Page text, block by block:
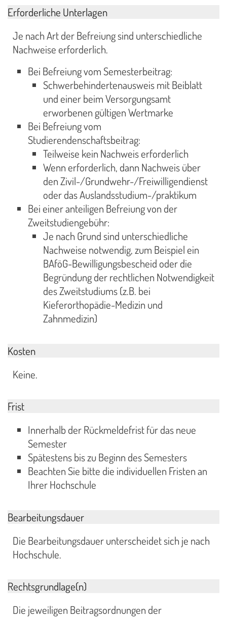
Erforderliche Unterlagen
Je nach Art der Befreiung sind unterschiedliche
Nachweise erforderlich.
Bei Befreiung vom Semesterbeitrag:
Schwerbehindertenausweis mit Beiblatt
und einer beim Versorgungsamt
erworbenen gültigen Wertmarke
Bei Befreiung vom
Studierendenschaftsbeitrag:
Teilweise kein Nachweis erforderlich
Wenn erforderlich, dann Nachweis über
den Zivil-/Grundwehr-/Freiwilligendienst
oder das Auslandsstudium-/praktikum
Bei einer anteiligen Befreiung von der
Zweitstudiengebühr:
Je nach Grund sind unterschiedliche
Nachweise notwendig, zum Beispiel ein
BAföG-Bewilligungsbescheid oder die
Begründung der rechtlichen Notwendigkeit
des Zweitstudiums (z.B. bei
Kieferorthopädie-Medizin und
Zahnmedizin)
Kosten
Keine.
Frist
Innerhalb der Rückmeldefrist für das neue
Semester
Spätestens bis zu Beginn des Semesters
Beachten Sie bitte die individuellen Fristen an
Ihrer Hochschule
Bearbeitungsdauer
Die Bearbeitungsdauer unterscheidet sich je nach
Hochschule.
Rechtsgrundlage(n)
Die jeweiligen Beitragsordnungen der